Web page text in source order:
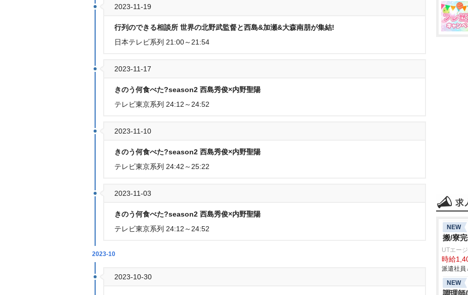
2023-11-19
行列のできる相談所 世界の北野武監督と西島&加瀬&大森南朋が集結!
日本テレビ系列 21:00～21:54
2023-11-17
きのう何食べた?season2 西島秀俊×内野聖陽
テレビ東京系列 24:12～24:52
2023-11-10
きのう何食べた?season2 西島秀俊×内野聖陽
テレビ東京系列 24:42～25:22
2023-11-03
きのう何食べた?season2 西島秀俊×内野聖陽
テレビ東京系列 24:12～24:52
2023-10
2023-10-30
NEW
搬/寮
UTエー
時給
派遣社員
NEW
調理師